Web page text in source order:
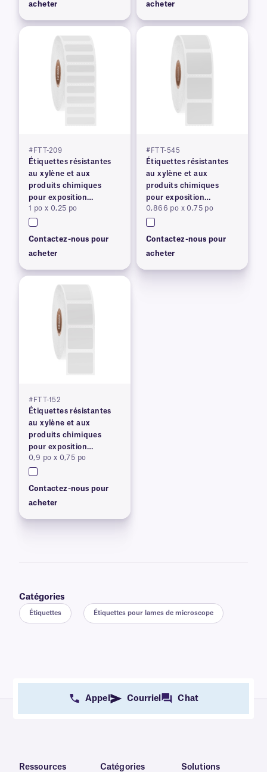
acheter
acheter
#FTT-209
Étiquettes résistantes
au xylène et aux
produits chimiques
pour exposition
prolongée
1 po x 0,25 po
Contactez-nous pour
acheter
#FTT-545
Étiquettes résistantes
au xylène et aux
produits chimiques
pour exposition
prolongée
0,866 po x 0,75 po
Contactez-nous pour
acheter
#FTT-152
Étiquettes résistantes
au xylène et aux
produits chimiques
pour exposition
prolongée
0,9 po x 0,75 po
Contactez-nous pour
acheter
Catégories
Étiquettes Étiquettes pour lames de microscope
Appel Courriel Chat
Ressources Catégories Solutions